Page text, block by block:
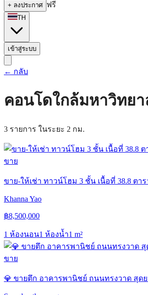
+ ลงประกาศ ฟรี
TH
เข้าสู่ระบบ
← กลับ
คอนโดใกล้มหาวิทย
3 รายการ ในระยะ 2 กม.
ขาย
ขาย-ให้เช่า ทาวน์โฮม 3 ชั้น เนื้อที่ 38.8 ต
Khanna Yao
฿8,500,000
1 ห้องนอน1 ห้องน้ำ1 m²
ขาย
💎 ขายตึก อาคารพานิชย์ ถนนทรงวาด สุด